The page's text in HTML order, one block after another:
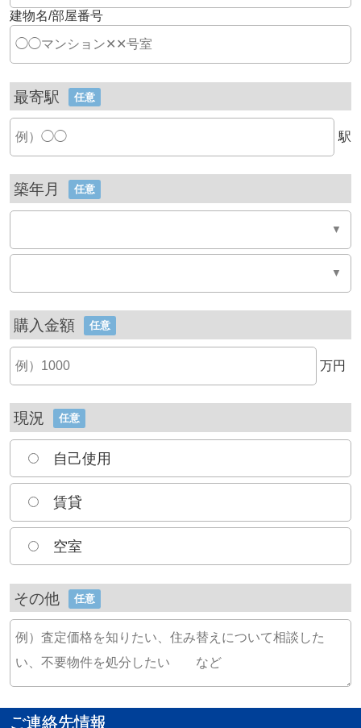
建物名/部屋番号
最寄駅 任意
駅
築年月 任意
購入金額 任意
万円
現況 任意
自己使用
賃貸
空室
その他 任意
ご連絡先情報